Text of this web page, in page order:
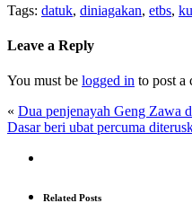
Tags: datuk, diniagakan, etbs,
Leave a Reply
You must be logged in to post a
« Dua penjenayah Geng Zawa
Dasar beri ubat percuma
Related Posts